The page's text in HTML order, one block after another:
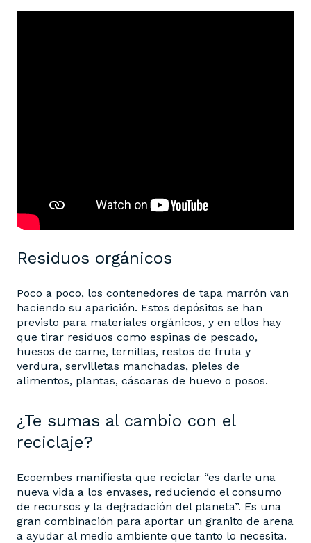
Residuos orgánicos
Poco a poco, los contenedores de tapa marrón van
haciendo su aparición. Estos depósitos se han
previsto para materiales orgánicos, y en ellos hay
que tirar residuos como espinas de pescado,
huesos de carne, ternillas, restos de fruta y
verdura, servilletas manchadas, pieles de
alimentos, plantas, cáscaras de huevo o posos.
¿Te sumas al cambio con el
reciclaje?
Ecoembes manifiesta que reciclar “es darle una
nueva vida a los envases, reduciendo el consumo
de recursos y la degradación del planeta”. Es una
gran combinación para aportar un granito de arena
a ayudar al medio ambiente que tanto lo necesita.